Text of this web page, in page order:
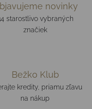
novinky
starostlivo vybraných
značiek
Bežko Klub
kredity, priamu zľavu
na nákup